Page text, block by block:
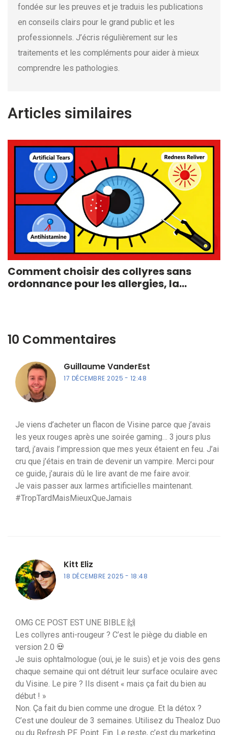
fondée sur les preuves et je traduis les publications
en conseils clairs pour le grand public et les
professionnels. J’écris régulièrement sur les
traitements et les compléments pour aider à mieux
comprendre les pathologies.
Articles similaires
Comment choisir des collyres sans
ordonnance pour les allergies, la
10 Commentaires
Guillaume VanderEst
17 DÉCEMBRE 2025 12:48
Je viens d’acheter un flacon de Visine parce que j’avais
les yeux rouges après une soirée gaming… 3 jours plus
tard, j’avais l’impression que mes yeux étaient en feu. J’ai
cru que j’étais en train de devenir un vampire. Merci pour
ce guide, j’aurais dû le lire avant de me faire avoir.
Je vais passer aux larmes artificielles maintenant.
#TropTardMaisMieuxQueJamais
Kitt Eliz
18 DÉCEMBRE 2025 18:48
OMG CE POST EST UNE BIBLE 🙌
Les collyres anti-rougeur ? C’est le piège du diable en
version 2.0 💀
Je suis ophtalmologue (oui, je le suis) et je vois des gens
chaque semaine qui ont détruit leur surface oculaire avec
du Visine. Le pire ? Ils disent « mais ça fait du bien au
début ! »
Non. Ça fait du bien comme une drogue. Et la détox ?
C’est une douleur de 3 semaines. Utilisez du Thealoz Duo
ou du Refresh PF. Point. Fin. Le reste, c’est du marketing